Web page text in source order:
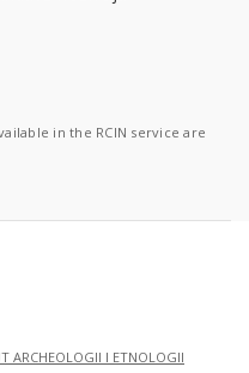
in the RCIN service are
ARCHEOLOGII I ETNOLOGII